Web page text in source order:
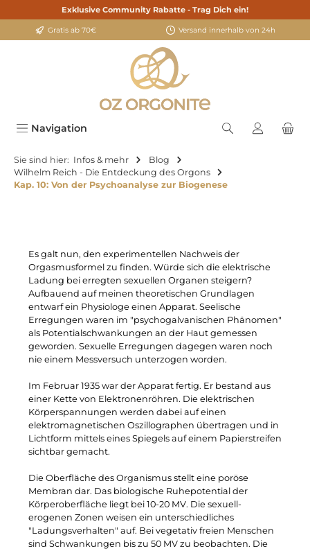
springenExklusive Community Rabatte - Trag Dich ein!
Gratis ab 70€ Versand innerhalb von 24h
Navigation
Sie sind hier: Infos & mehr
Blog
Wilhelm Reich - Die Entdeckung des Orgons
Kap. 10: Von der Psychoanalyse zur Biogenese
Es galt nun, den experimentellen Nachweis der
Orgasmusformel zu finden. Würde sich die elektrische
Ladung bei erregten sexuellen Organen steigern?
Aufbauend auf meinen theoretischen Grundlagen
entwarf ein Physiologe einen Apparat. Seelische
Erregungen waren im "psychogalvanischen Phänomen"
als Potentialschwankungen an der Haut gemessen
geworden. Sexuelle Erregungen dagegen waren noch
nie einem Messversuch unterzogen worden.
Im Februar 1935 war der Apparat fertig. Er bestand aus
einer Kette von Elektronenröhren. Die elektrischen
Körperspannungen werden dabei auf einen
elektromagnetischen Oszillographen übertragen und in
Lichtform mittels eines Spiegels auf einem Papierstreifen
sichtbar gemacht.
Die Oberfläche des Organismus stellt eine poröse
Membran dar. Das biologische Ruhepotential der
Körperoberfläche liegt bei 10-20 MV. Die sexuell-
erogenen Zonen weisen ein unterschiedliches
"Ladungsverhalten" auf. Bei vegetativ freien Menschen
sind Schwankungen bis zu 50 MV zu beobachten. Die